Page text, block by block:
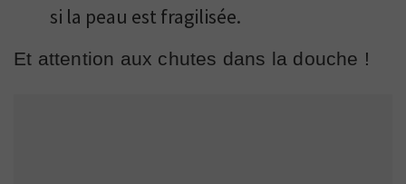
si la peau est fragilisée.
Et attention aux chutes dans la douche !